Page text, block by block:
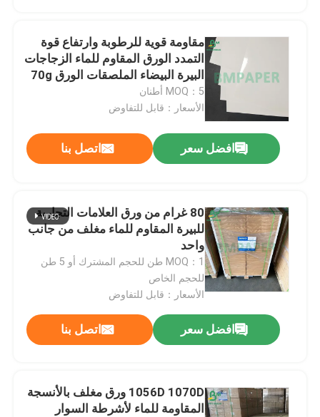
مقاومة قوية للرطوبة وارتفاع قوة
التمدد الورق المقاوم للماء الزجاجات
البيرة البيضاء الملصقات الورق 70g
80g 90g
MOQ：5 أطنان
الأسعار：قابل للتفاوض
افضل سعر اتصل بنا
80 غرام من ورق العلامات التجارية
للبيرة المقاوم للماء مغلف من جانب
واحد
MOQ：1 طن للحجم المشترك أو 5 طن
للحجم الخاص
الأسعار：قابل للتفاوض
افضل سعر اتصل بنا
1056D 1070D ورق مغلف بالأنسجة
المقاومة للماء لأشرطة السوار